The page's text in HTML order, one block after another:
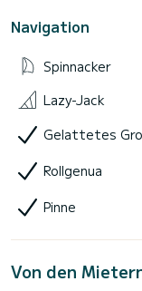
Navigation
Spinnacker
Lazy-Jack
Gelattetes
Rollgenua
Pinne
Von den